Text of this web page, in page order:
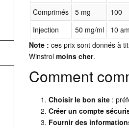
Comprimés
5 mg 100
Injection
50 mg/ml 10
Note : ces prix sont donnés à
Winstrolmoins cher.
Comment
Choisir le bon site :
Créer un compte
Fournir des